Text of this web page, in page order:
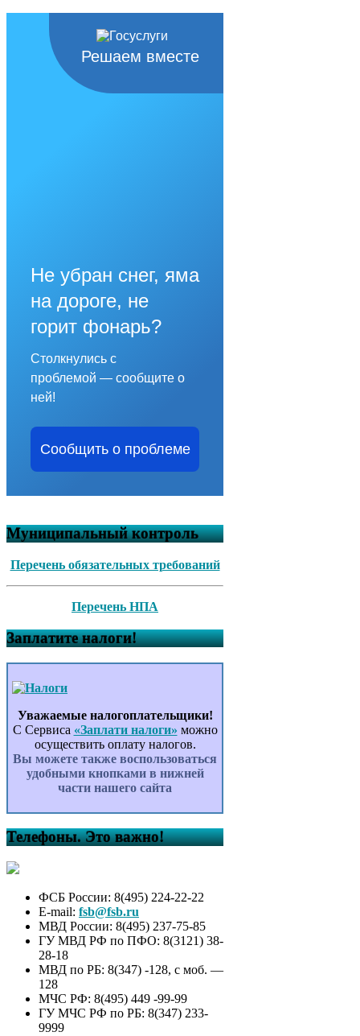
Решаем вместе
Не убран снег, яма
на дороге, не
горит фонарь?
Столкнулись с
проблемой — сообщите о
ней!
Сообщить о проблеме
Муниципальный контроль
Перечень обязательных требований
Перечень НПА
Заплатите налоги!
Уважаемые налогоплательщики!
С Сервиса «Заплати налоги» можно
осуществить оплату налогов.
Вы можете также воспользоваться
удобными кнопками в нижней
части нашего сайта
Телефоны. Это важно!
ФСБ России: 8(495) 224-22-22
E-mail: fsb@fsb.ru
МВД России: 8(495) 237-75-85
ГУ МВД РФ по ПФО: 8(3121) 38-
28-18
МВД по РБ: 8(347) -128, с моб. —
128
МЧС РФ: 8(495) 449 -99-99
ГУ МЧС РФ по РБ: 8(347) 233-
9999